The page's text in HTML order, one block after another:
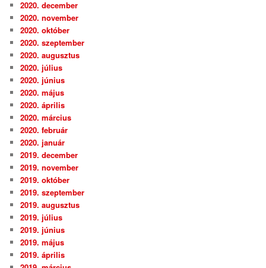
2020. december
2020. november
2020. október
2020. szeptember
2020. augusztus
2020. július
2020. június
2020. május
2020. április
2020. március
2020. február
2020. január
2019. december
2019. november
2019. október
2019. szeptember
2019. augusztus
2019. július
2019. június
2019. május
2019. április